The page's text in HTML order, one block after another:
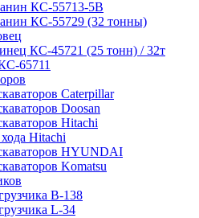
КС-55713-5В
КС-55729 (32 тонны)
КС-45721 (25 тонн) / 32т
65711
Caterpillar
Doosan
Hitachi
Hitachi
HYUNDAI
Komatsu
B-138
L-34